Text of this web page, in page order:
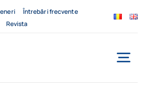
Întrebări frecvente
Revista